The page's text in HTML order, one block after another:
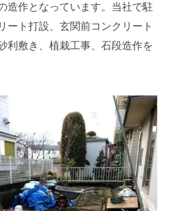
造作となっています。当社で駐
ート打設、玄関前コンクリート
利敷き、植栽工事、石段造作を